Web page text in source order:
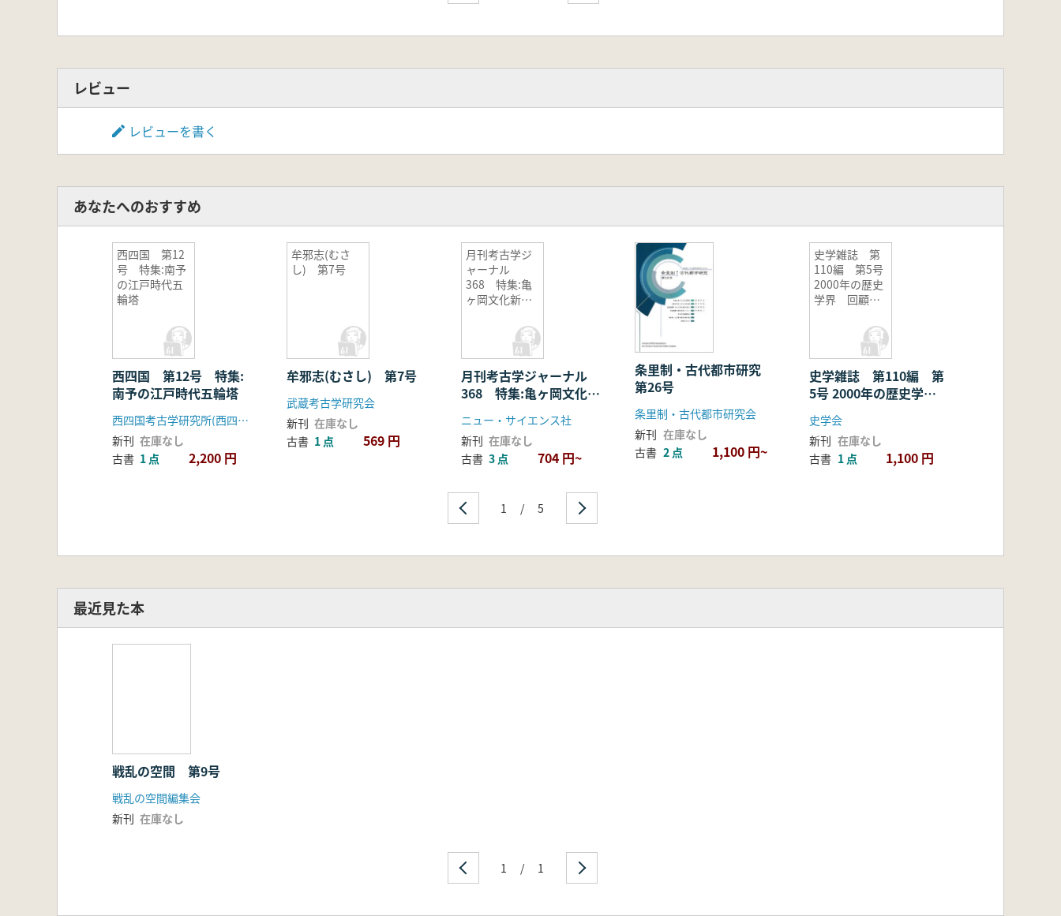
レビュー
レビューを書く
あなたへのおすすめ
西四国 第12
号 特集:南予
の江戸時代五
輪塔
西四国 第12号 特集:
南予の江戸時代五輪塔
西四国考古学研究所(西四国郷土研究会)
新刊 在庫なし
古書 1 点 2,200 円
牟邪志(むさ
し) 第7号
牟邪志(むさし) 第7号
武蔵考古学研究会
新刊 在庫なし
古書 1 点 569 円
月刊考古学ジ
ャーナル
368 特集:亀
ヶ岡文化新視
月刊考古学ジャーナル
368 特集:亀ヶ岡文化新
ニュー・サイエンス社
新刊 在庫なし
古書 3 点 704 円~
条里制・古代都市研究
第26号
条里制・古代都市研究会
新刊 在庫なし
古書 2 点 1,100 円~
史学雑誌 第
110編 第5号
2000年の歴史
学界 回顧と
史学雑誌 第110編 第
5号 2000年の歴史学
界 回顧と展望
史学会
新刊 在庫なし
古書 1 点 1,100 円
1 / 5
最近見た本
戦乱の空間 第9号
戦乱の空間編集会
新刊 在庫なし
1 / 1